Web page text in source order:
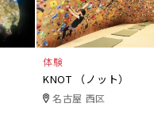
体験
KNOT （ノット）
名古屋 西区